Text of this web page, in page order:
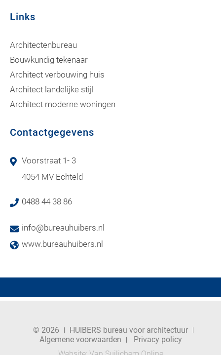
Links
Architectenbureau
Bouwkundig tekenaar
Architect verbouwing huis
Architect landelijke stijl
Architect moderne woningen
Contactgegevens
Voorstraat 1- 3
4054 MV Echteld
0488 44 38 86
info@bureauhuibers.nl
www.bureauhuibers.nl
© 2026
HUIBERS bureau voor architectuur
Algemene voorwaarden
Privacy policy